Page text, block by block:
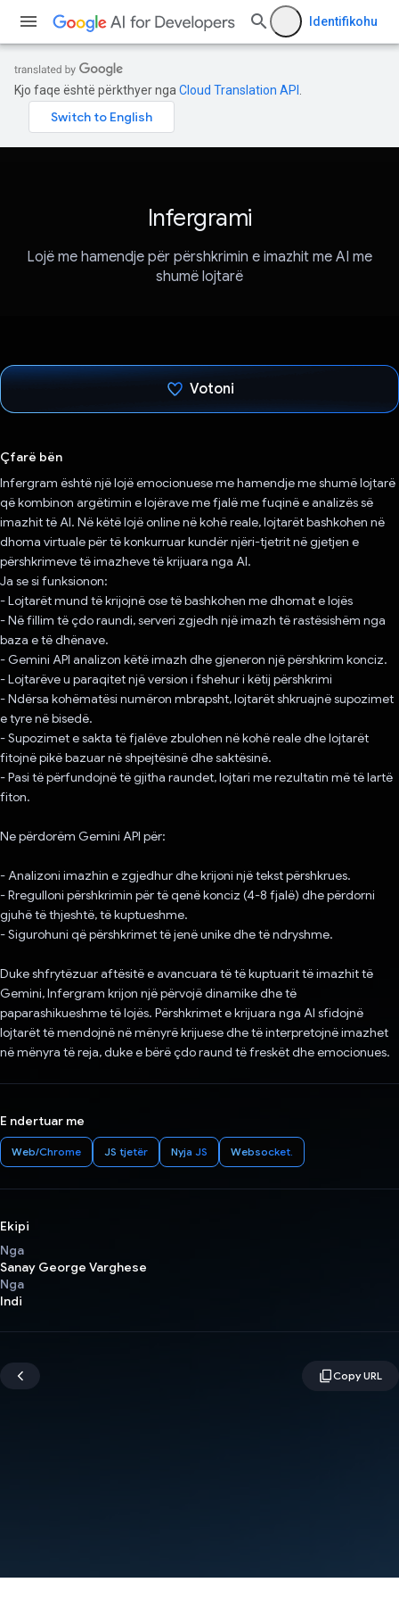
Identifikohu
Kjo faqe është përkthyer nga Cloud Translation API
Infergrami
Lojë me hamendje për përshkrimin e imazhit me AI me
shumë lojtarë
Votoni
Çfarë bën
Infergram është një lojë emocionuese me hamendje me shumë lojtarë
që kombinon argëtimin e lojërave me fjalë me fuqinë e analizës së
imazhit të AI. Në këtë lojë online në kohë reale, lojtarët bashkohen në
dhoma virtuale për të konkurruar kundër njëri-tjetrit në gjetjen e
përshkrimeve të imazheve të krijuara nga AI.
Ja se si funksionon:
- Lojtarët mund të krijojnë ose të bashkohen me dhomat e lojës
- Në fillim të çdo raundi, serveri zgjedh një imazh të rastësishëm nga
baza e të dhënave.
- Gemini API analizon këtë imazh dhe gjeneron një përshkrim konciz.
- Lojtarëve u paraqitet një version i fshehur i këtij përshkrimi
- Ndërsa kohëmatësi numëron mbrapsht, lojtarët shkruajnë supozimet
e tyre në bisedë.
- Supozimet e sakta të fjalëve zbulohen në kohë reale dhe lojtarët
fitojnë pikë bazuar në shpejtësinë dhe saktësinë.
- Pasi të përfundojnë të gjitha raundet, lojtari me rezultatin më të lartë
fiton.
Ne përdorëm Gemini API për:
- Analizoni imazhin e zgjedhur dhe krijoni një tekst përshkrues.
- Rregulloni përshkrimin për të qenë konciz (4-8 fjalë) dhe përdorni
gjuhë të thjeshtë, të kuptueshme.
- Sigurohuni që përshkrimet të jenë unike dhe të ndryshme.
Duke shfrytëzuar aftësitë e avancuara të të kuptuarit të imazhit të
Gemini, Infergram krijon një përvojë dinamike dhe të
paparashikueshme të lojës. Përshkrimet e krijuara nga AI sfidojnë
lojtarët të mendojnë në mënyrë krijuese dhe të interpretojnë imazhet
në mënyra të reja, duke e bërë çdo raund të freskët dhe emocionues.
E ndertuar me
Web/Chrome JS tjetër Nyja JS Websocket.
Ekipi
Nga
Sanay George Varghese
Nga
Indi